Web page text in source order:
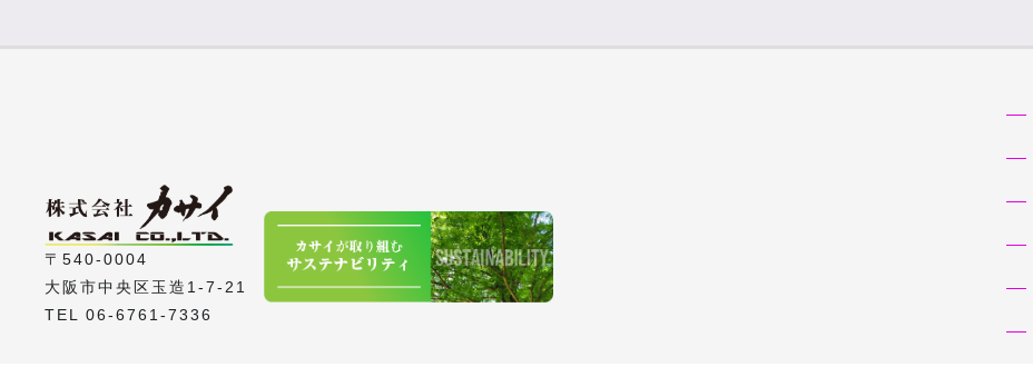
〒540-0004
大阪市中央区玉造1-7-21
TEL 06-6761-7336